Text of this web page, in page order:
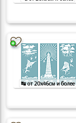
↹ от 20x46см и более